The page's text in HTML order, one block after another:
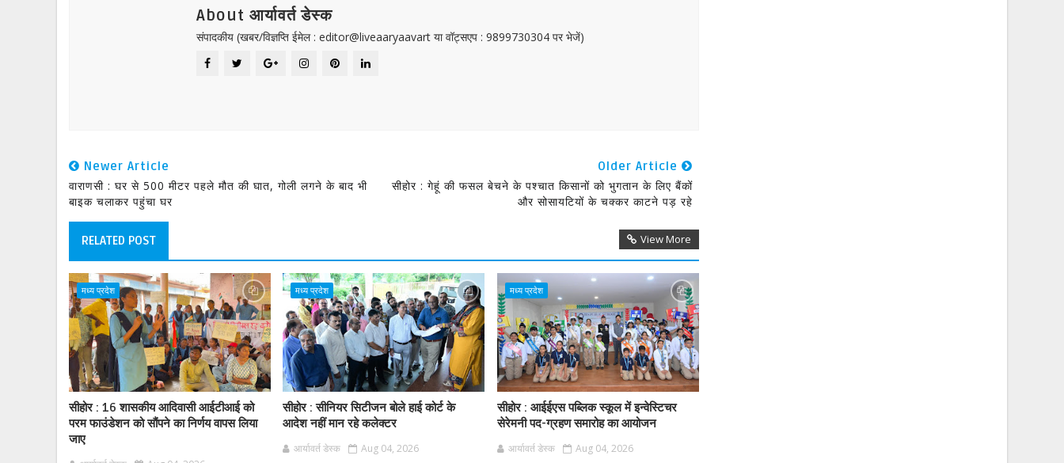
About आर्यावर्त डेस्क
संपादकीय (खबर/विज्ञप्ति ईमेल : editor@liveaaryaavart या वॉट्सएप : 9899730304 पर भेजें)
Newer Article
वाराणसी : घर से 500 मीटर पहले मौत की घात, गोली लगने के बाद भी
बाइक चलाकर पहुंचा घर
Older Article
सीहोर : गेहूं की फसल बेचने के पश्चात किसानों को भुगतान के लिए बैंकों
और सोसायटियों के चक्कर काटने पड़ रहे
RELATED POST View More
मध्य प्रदेश
सीहोर : 16 शासकीय आदिवासी आईटीआई को
परम फाउंडेशन को सौंपने का निर्णय वापस लिया
जाए
मध्य प्रदेश
सीहोर : सीनियर सिटीजन बोले हाई कोर्ट के
आदेश नहीं मान रहे कलेक्टर
आर्यावर्त डेस्क Aug 04, 2026
मध्य प्रदेश
सीहोर : आईईएस पब्लिक स्कूल में इन्वेस्टिचर
सेरेमनी पद-ग्रहण समारोह का आयोजन
आर्यावर्त डेस्क Aug 04, 2026